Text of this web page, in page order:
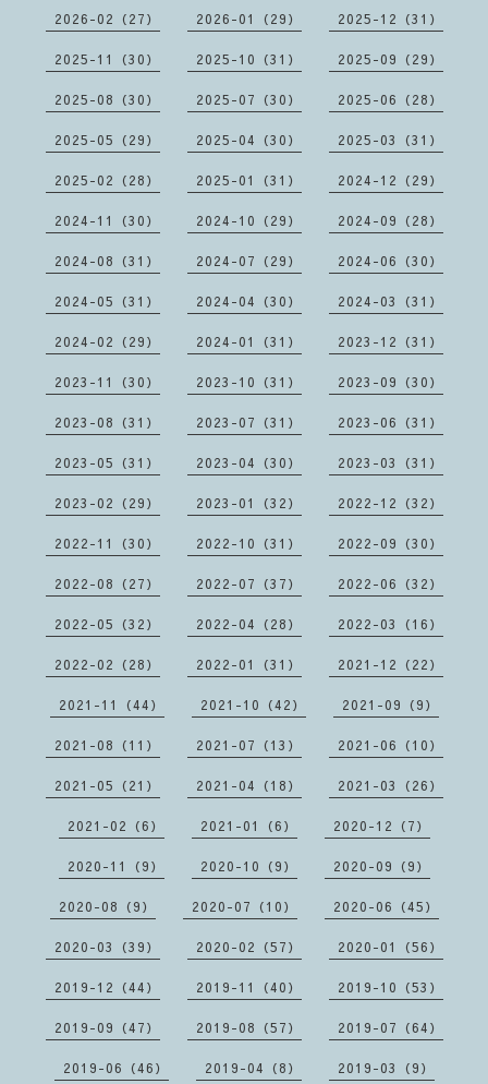
2026-02（27） 2026-01（29） 2025-12（31）
2025-11（30） 2025-10（31） 2025-09（29）
2025-08（30） 2025-07（30） 2025-06（28）
2025-05（29） 2025-04（30） 2025-03（31）
2025-02（28） 2025-01（31） 2024-12（29）
2024-11（30） 2024-10（29） 2024-09（28）
2024-08（31） 2024-07（29） 2024-06（30）
2024-05（31） 2024-04（30） 2024-03（31）
2024-02（29） 2024-01（31） 2023-12（31）
2023-11（30） 2023-10（31） 2023-09（30）
2023-08（31） 2023-07（31） 2023-06（31）
2023-05（31） 2023-04（30） 2023-03（31）
2023-02（29） 2023-01（32） 2022-12（32）
2022-11（30） 2022-10（31） 2022-09（30）
2022-08（27） 2022-07（37） 2022-06（32）
2022-05（32） 2022-04（28） 2022-03（16）
2022-02（28） 2022-01（31） 2021-12（22）
2021-11（44） 2021-10（42） 2021-09（9）
2021-08（11） 2021-07（13） 2021-06（10）
2021-05（21） 2021-04（18） 2021-03（26）
2021-02（6） 2021-01（6） 2020-12（7）
2020-11（9） 2020-10（9） 2020-09（9）
2020-08（9） 2020-07（10） 2020-06（45）
2020-03（39） 2020-02（57） 2020-01（56）
2019-12（44） 2019-11（40） 2019-10（53）
2019-09（47） 2019-08（57） 2019-07（64）
2019-06（46） 2019-04（8） 2019-03（9）